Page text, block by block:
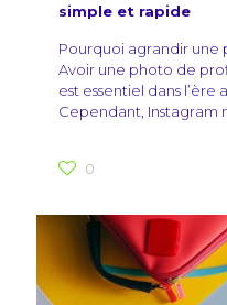
simple et rapide
Pourquoi agrandir une
Avoir une photo de
est essentiel dans l’ère
Cependant, Instagram
0